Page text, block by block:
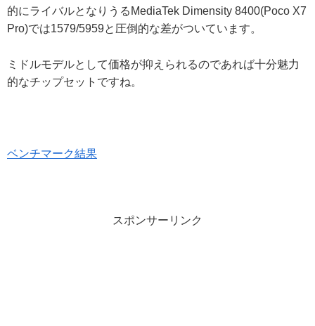
的にライバルとなりうるMediaTek Dimensity 8400(Poco X7
Pro)では1579/5959と圧倒的な差がついています。
ミドルモデルとして価格が抑えられるのであれば十分魅力
的なチップセットですね。
ベンチマーク結果
スポンサーリンク